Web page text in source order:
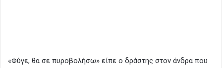
«Φύγε, θα σε πυροβολήσω» είπε ο δράστης στον άνδρα που